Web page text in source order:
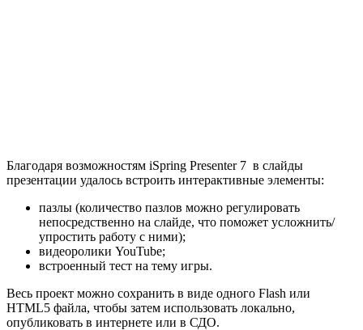
Благодаря возможностям iSpring Presenter 7 в слайды
презентации удалось встроить интерактивные элементы:
пазлы (количество пазлов можно регулировать
непосредственно на слайде, что поможет усложнить/
упростить работу с ними);
видеоролики YouTube;
встроенный тест на тему игры.
Весь проект можно сохранить в виде одного Flash или
HTML5 файла, чтобы затем использовать локально,
опубликовать в интернете или в СДО.